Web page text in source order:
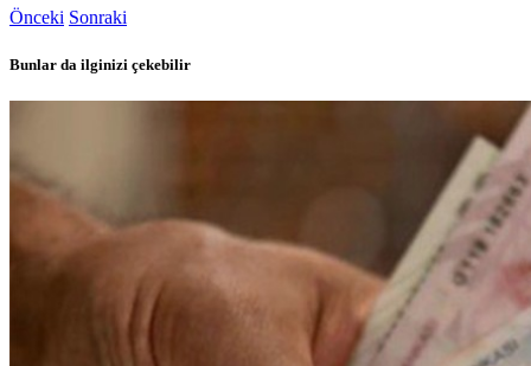
Önceki Sonraki
Bunlar da ilginizi çekebilir